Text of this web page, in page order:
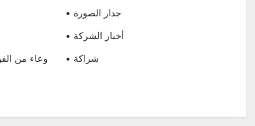
• جدار الصورة
• أخبار الشركة
• شراكة